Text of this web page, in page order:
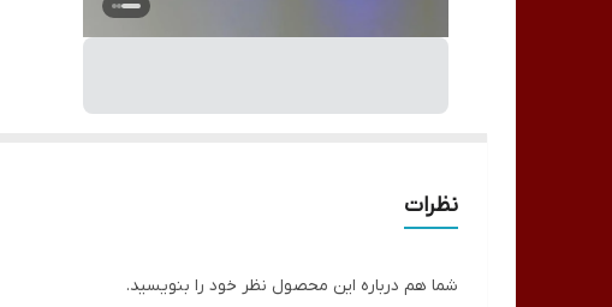
نظرات
شما هم درباره این محصول نظر خود را بنویسید.